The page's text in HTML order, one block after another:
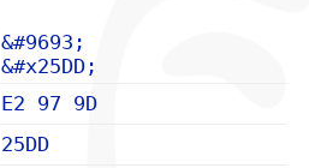
&#9693;
&#x25DD;
E2 97 9D
25DD